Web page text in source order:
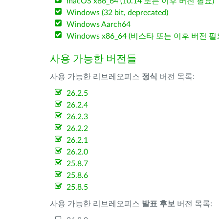
Windows (32 bit, deprecated)
Windows Aarch64
Windows x86_64 (비스타 또는 이후 버전 필
사용 가능한 버전들
사용 가능한 리브레오피스 정식 버전 목록:
26.2.5
26.2.4
26.2.3
26.2.2
26.2.1
26.2.0
25.8.7
25.8.6
25.8.5
사용 가능한 리브레오피스 발표 후보 버전 목록: